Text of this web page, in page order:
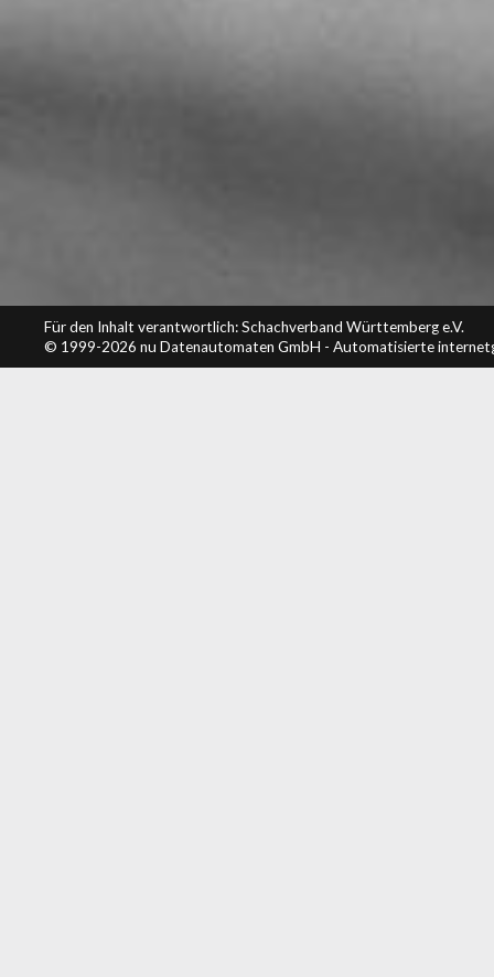
Für den Inhalt verantwortlich: Schachverband Württemberg e.V.
© 1999-2026 nu Datenautomaten GmbH - Automatisierte